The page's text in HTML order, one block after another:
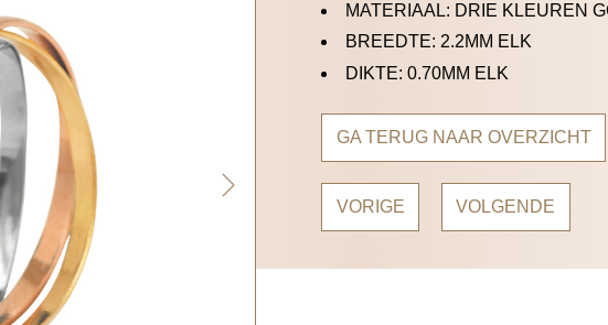
MATERIAAL: DRIE KLEUREN
BREEDTE: 2.2MM ELK
DIKTE: 0.70MM ELK
GA TERUG NAAR OVERZICHT
VORIGE VOLGENDE